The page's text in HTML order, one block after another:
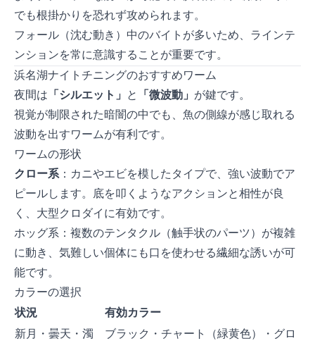
でも根掛かりを恐れず攻められます。
フォール（沈む動き）中のバイトが多いため、ラインテ
ンションを常に意識することが重要です。
浜名湖ナイトチニングのおすすめワーム
夜間は 「シルエット」 と 「微波動」 が鍵です。
視覚が制限された暗闇の中でも、魚の側線が感じ取れる
波動を出すワームが有利です。
ワームの形状
クロー系：カニやエビを模したタイプで、強い波動でア
ピールします。底を叩くようなアクションと相性が良
く、大型クロダイに有効です。
ホッグ系：複数のテンタクル（触手状のパーツ）が複雑
に動き、気難しい個体にも口を使わせる繊細な誘いが可
能です。
カラーの選択
状況
有効カラー
新月・曇天・濁
ブラック・チャート（緑黄色）・グロ